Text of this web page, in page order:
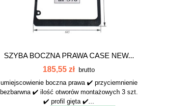
SZYBA BOCZNA PRAWA CASE NEW...
185,55 zł
brutto
umiejscowienie boczna prawa ✔️ przyciemnienie
bezbarwna ✔️ ilość otworów montażowych 3 szt.
✔️ profil gięta ✔️...